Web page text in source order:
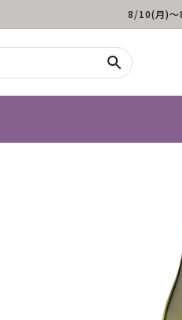
8/10(月)～